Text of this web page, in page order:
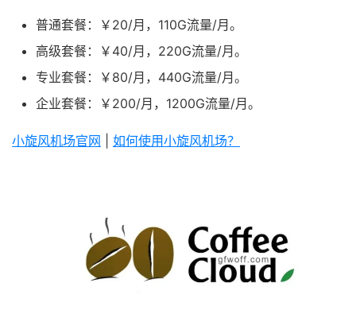
普通套餐：￥20/月，110G流量/月。
高级套餐：￥40/月，220G流量/月。
专业套餐：￥80/月，440G流量/月。
企业套餐：￥200/月，1200G流量/月。
小旋风机场官网 如何使用小旋风机场？